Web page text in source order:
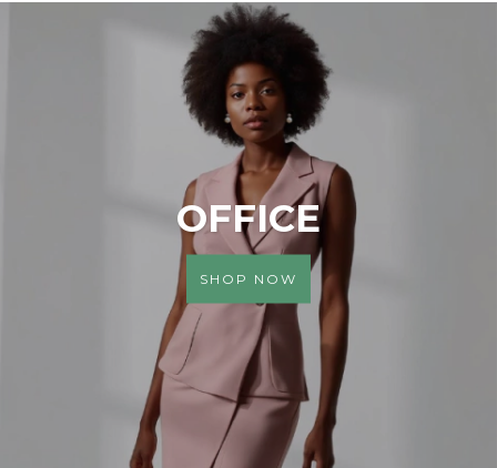
OFFICE
SHOP NOW